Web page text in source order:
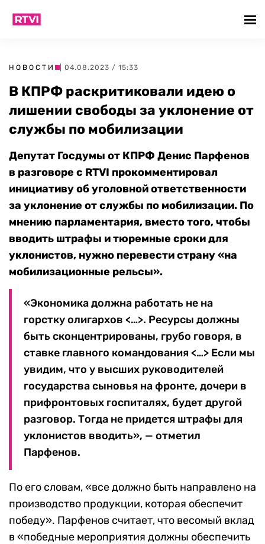
НОВОСТИ | 04.08.2023 / 15:33
В КПРФ раскритиковали идею о
лишении свободы за уклонение от
службы по мобилизации
Депутат Госдумы от КПРФ Денис Парфенов
в разговоре с RTVI прокомментировал
инициативу об уголовной ответственности
за уклонение от службы по мобилизации. По
мнению парламентария, вместо того, чтобы
вводить штрафы и тюремные сроки для
уклонистов, нужно перевести страну «на
мобилизационные рельсы».
«Экономика должна работать не на
горстку олигархов <…>. Ресурсы должны
быть сконцентрированы, грубо говоря, в
ставке главного командования <…> Если мы
увидим, что у высших руководителей
государства сыновья на фронте, дочери в
прифронтовых госпиталях, будет другой
разговор. Тогда не придется штрафы для
уклонистов вводить», — отметил
Парфенов.
По его словам, «все должно быть направлено на
производство продукции, которая обеспечит
победу». Парфенов считает, что весомый вклад
в «победные мероприятия должны обеспечить